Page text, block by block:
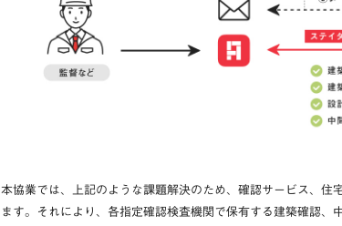
本協業では、上記のような課題解決のため、確認サービス、
ます。それにより、各指定確認検査機関で保有する建築確認